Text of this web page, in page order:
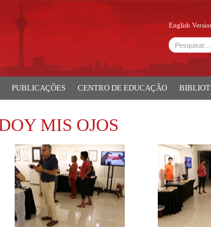
English
CENTRO DE EDUCAÇÃO
PUBLICAÇÕES
MIS OJOS